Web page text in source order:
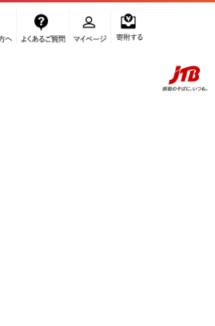
のふるさと納税サイト